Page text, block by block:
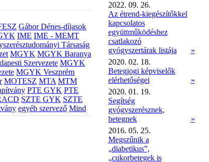
Gábor Dénes-díjasok
IME IME - MEMT
Társaság
MGYK MGYK Baranya
Szervezete MGYK
MGYK Veszprém
MOTESZ MTA MTM
PTE GYK PTE
SZTE GYK SZTE
egyéb szervező Mind
2022. 09. 26.
Az étrend-kiegészítőkkel
kapcsolatos
együttműködéshez
csatlakozó
gyógyszertárak listája
»
2020. 02. 18.
Betegjogi képviselők
elérhetőségei
»
2020. 01. 19.
Segítség
gyógyszerésznek,
betegnek
»
2016. 05. 25.
Megszűnik a
„diabetikus”,
„cukorbetegek is